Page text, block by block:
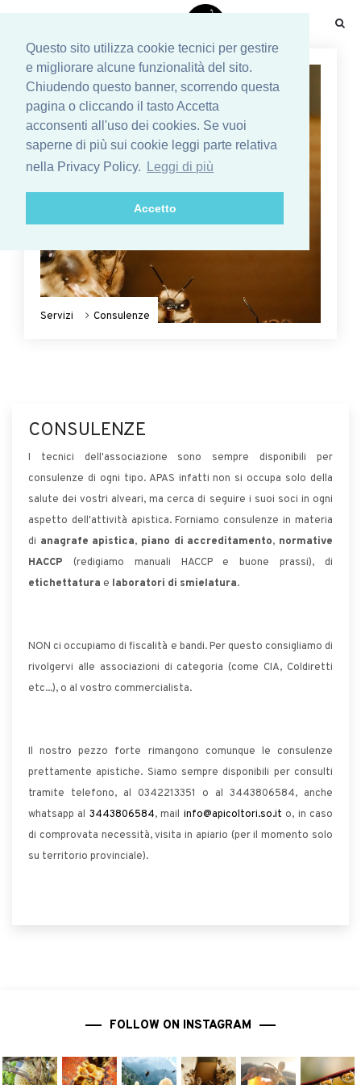
Questo sito utilizza cookie tecnici per gestire
e migliorare alcune funzionalità del sito.
Chiudendo questo banner, scorrendo questa
pagina o cliccando il tasto Accetta
acconsenti all'uso dei cookies. Se vuoi
saperne di più sui cookie leggi parte relativa
nella Privacy Policy.
Leggi di più
Accetto
Servizi Consulenze
CONSULENZE
I tecnici dell'associazione sono sempre disponibili per
consulenze di ogni tipo. APAS infatti non si occupa solo della
salute dei vostri alveari, ma cerca di seguire i suoi soci in ogni
aspetto dell'attività apistica. Forniamo consulenze in materia
di anagrafe apistica, piano di accreditamento, normative
HACCP (redigiamo manuali HACCP e buone prassi), di
etichettatura e laboratori di smielatura.
NON ci occupiamo di fiscalità e bandi. Per questo consigliamo di
rivolgervi alle associazioni di categoria (come CIA, Coldiretti
etc...), o al vostro commercialista.
Il nostro pezzo forte rimangono comunque le consulenze
prettamente apistiche. Siamo sempre disponibili per consulti
tramite telefono, al 0342213351 o al 3443806584, anche
whatsapp al 3443806584, mail info@apicoltori.so.it o, in caso
di comprovata necessità, visita in apiario (per il momento solo
su territorio provinciale).
FOLLOW ON INSTAGRAM